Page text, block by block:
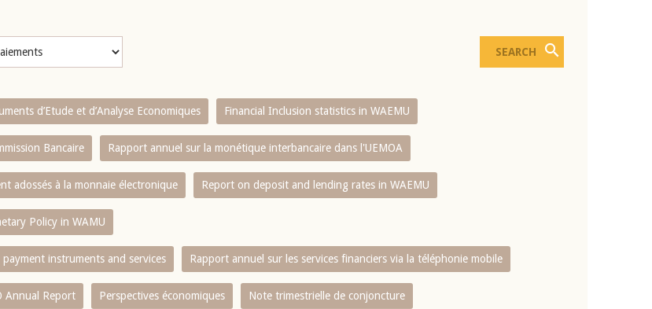
d’Etude et d’Analyse Economiques Financial Inclusion statistics in WAEMU
Bancaire Rapport annuel sur la monétique interbancaire dans l'UEMOA
adossés à la monnaie électronique Report on deposit and lending rates in WAEMU
Policy in WAMU
instruments and services Rapport annuel sur les services financiers via la téléphonie mobile
Annual Report Perspectives économiques Note trimestrielle de conjoncture